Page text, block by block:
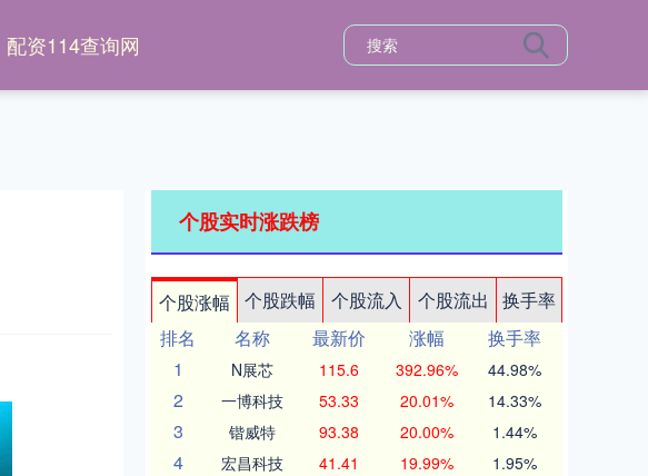
配资114查询网
个股实时涨跌榜
个股涨幅 个股跌幅 个股流入 个股流出
换手率
排名
名称 最新价 涨幅
换手率
1
N展芯 115.6 392.96% 44.98%
2 一博科技 53.33 20.01% 14.33%
3 锴威特 93.38 20.00% 1.44%
4 宏昌科技 41.41 19.99% 1.95%